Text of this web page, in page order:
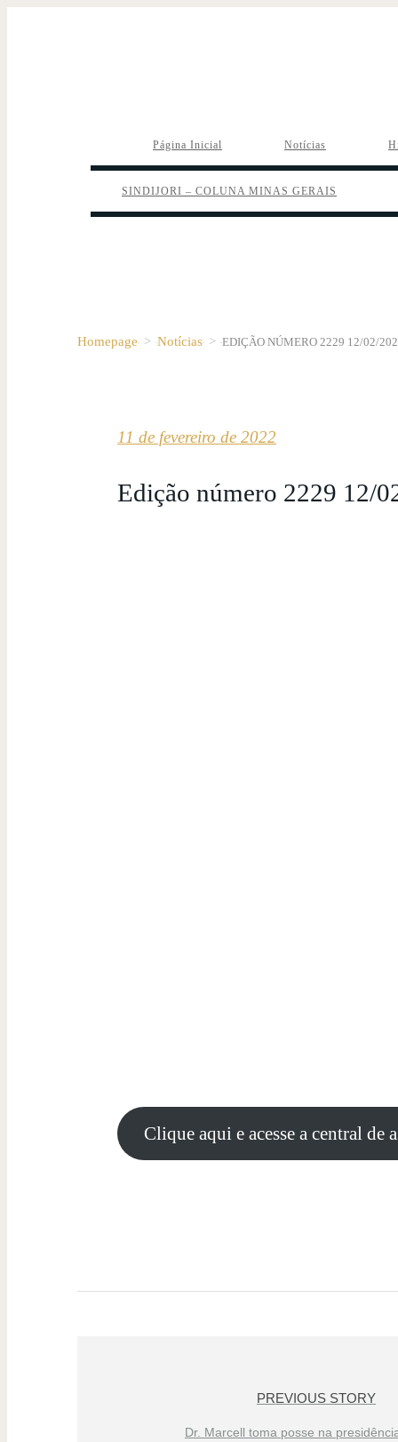
Página Inicial Notícias
SINDIJORI – COLUNA MINAS GERAIS
Homepage > Notícias > EDIÇÃO NÚMERO 2229 12/02/
11 de fevereiro de 2022
Edição número 2229 12/
Clique aqui e acesse a central de
PREVIOUS STORY
Dr. Marcell toma posse na